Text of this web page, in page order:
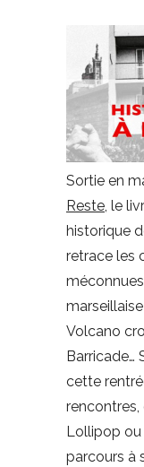
Sortie en
Reste, le
historique
retrace les
Volcano
Barricade…
cette
rencontres,
Lollipop ou
parcours à